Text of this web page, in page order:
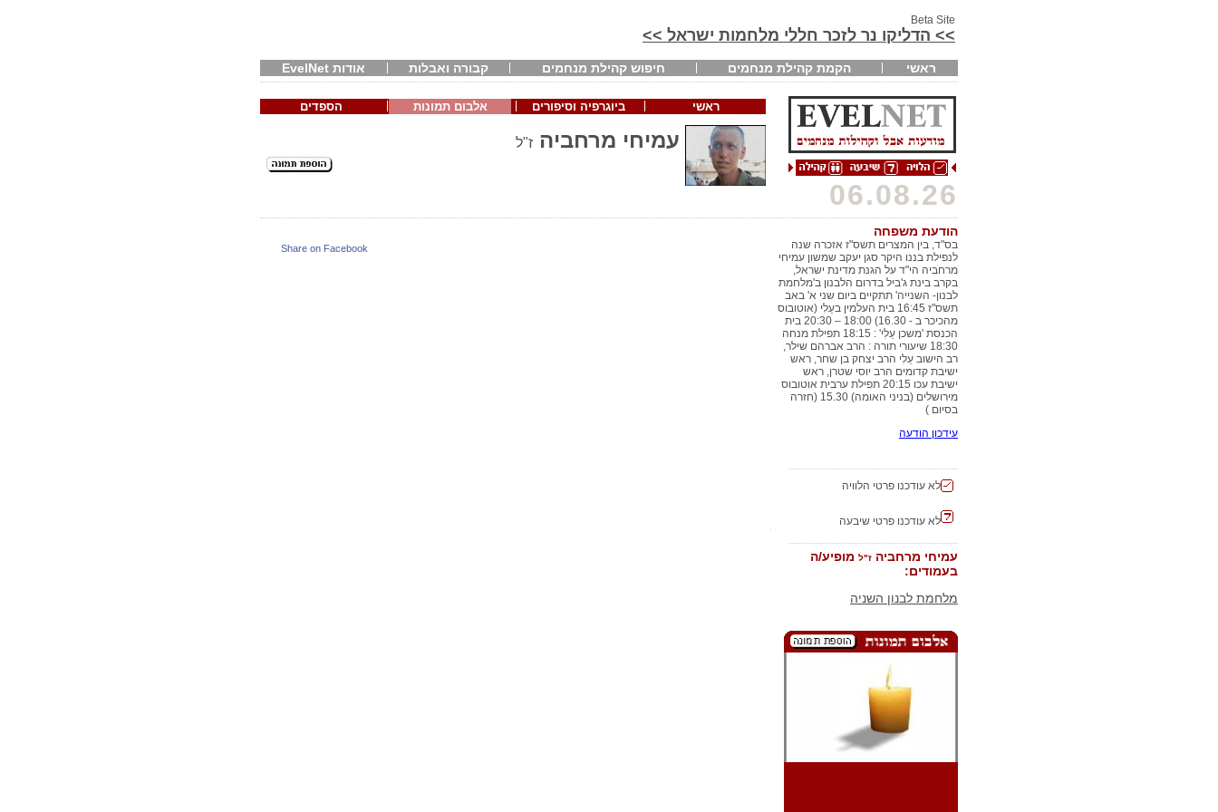
Beta Site
>> הדליקו נר לזכר חללי מלחמות ישראל >>
ראשי הקמת קהילת מנחמים חיפוש קהילת מנחמים קבורה ואבלות אודות EvelNet
ראשי ביוגרפיה וסיפורים אלבום תמונות הספדים
עמיחי מרחביה ז"ל
06.08.26
Share on Facebook
הודעת משפחה
בס"ד, בין המצרים תשס"ז אזכרה שנה
לנפילת בננו היקר סגן יעקב שמשון עמיחי
מרחביה הי"ד על הגנת מדינת ישראל,
בקרב בינת ג'ביל בדרום הלבנון ב'מלחמת
לבנון- השנייה' תתקיים ביום שני א' באב
תשס"ז 16:45 בית העלמין בעֵלִי (אוטובוס
מהכיכר ב - 16.30) 18:00 – 20:30 בית
הכנסת 'משכן עֵלִי' : 18:15 תפילת מנחה
18:30 שיעורי תורה : הרב אברהם שילר,
רב הישוב עֵלִי הרב יצחק בן שחר, ראש
ישיבת קדומים הרב יוסי שטרן, ראש
ישיבת עכו 20:15 תפילת ערבית אוטובוס
מירושלים (בניני האומה) 15.30 (חזרה
בסיום )
עידכון הודעה
לא עודכנו פרטי הלוויה
לא עודכנו פרטי שיבעה
עמיחי מרחביה ז"ל מופיע/ה
בעמודים:
מלחמת לבנון השניה